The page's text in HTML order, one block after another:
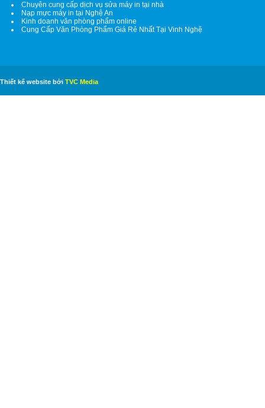
Chuyên cung cấp dịch vụ sửa máy in tại nhà
Nạp mực máy in tại Nghệ An
Kinh doanh văn phòng phẩm online
Cung Cấp Văn Phòng Phẩm Giá Rẻ Nhất Tại Vinh Nghệ
Thiết kế website bởi TVC Media